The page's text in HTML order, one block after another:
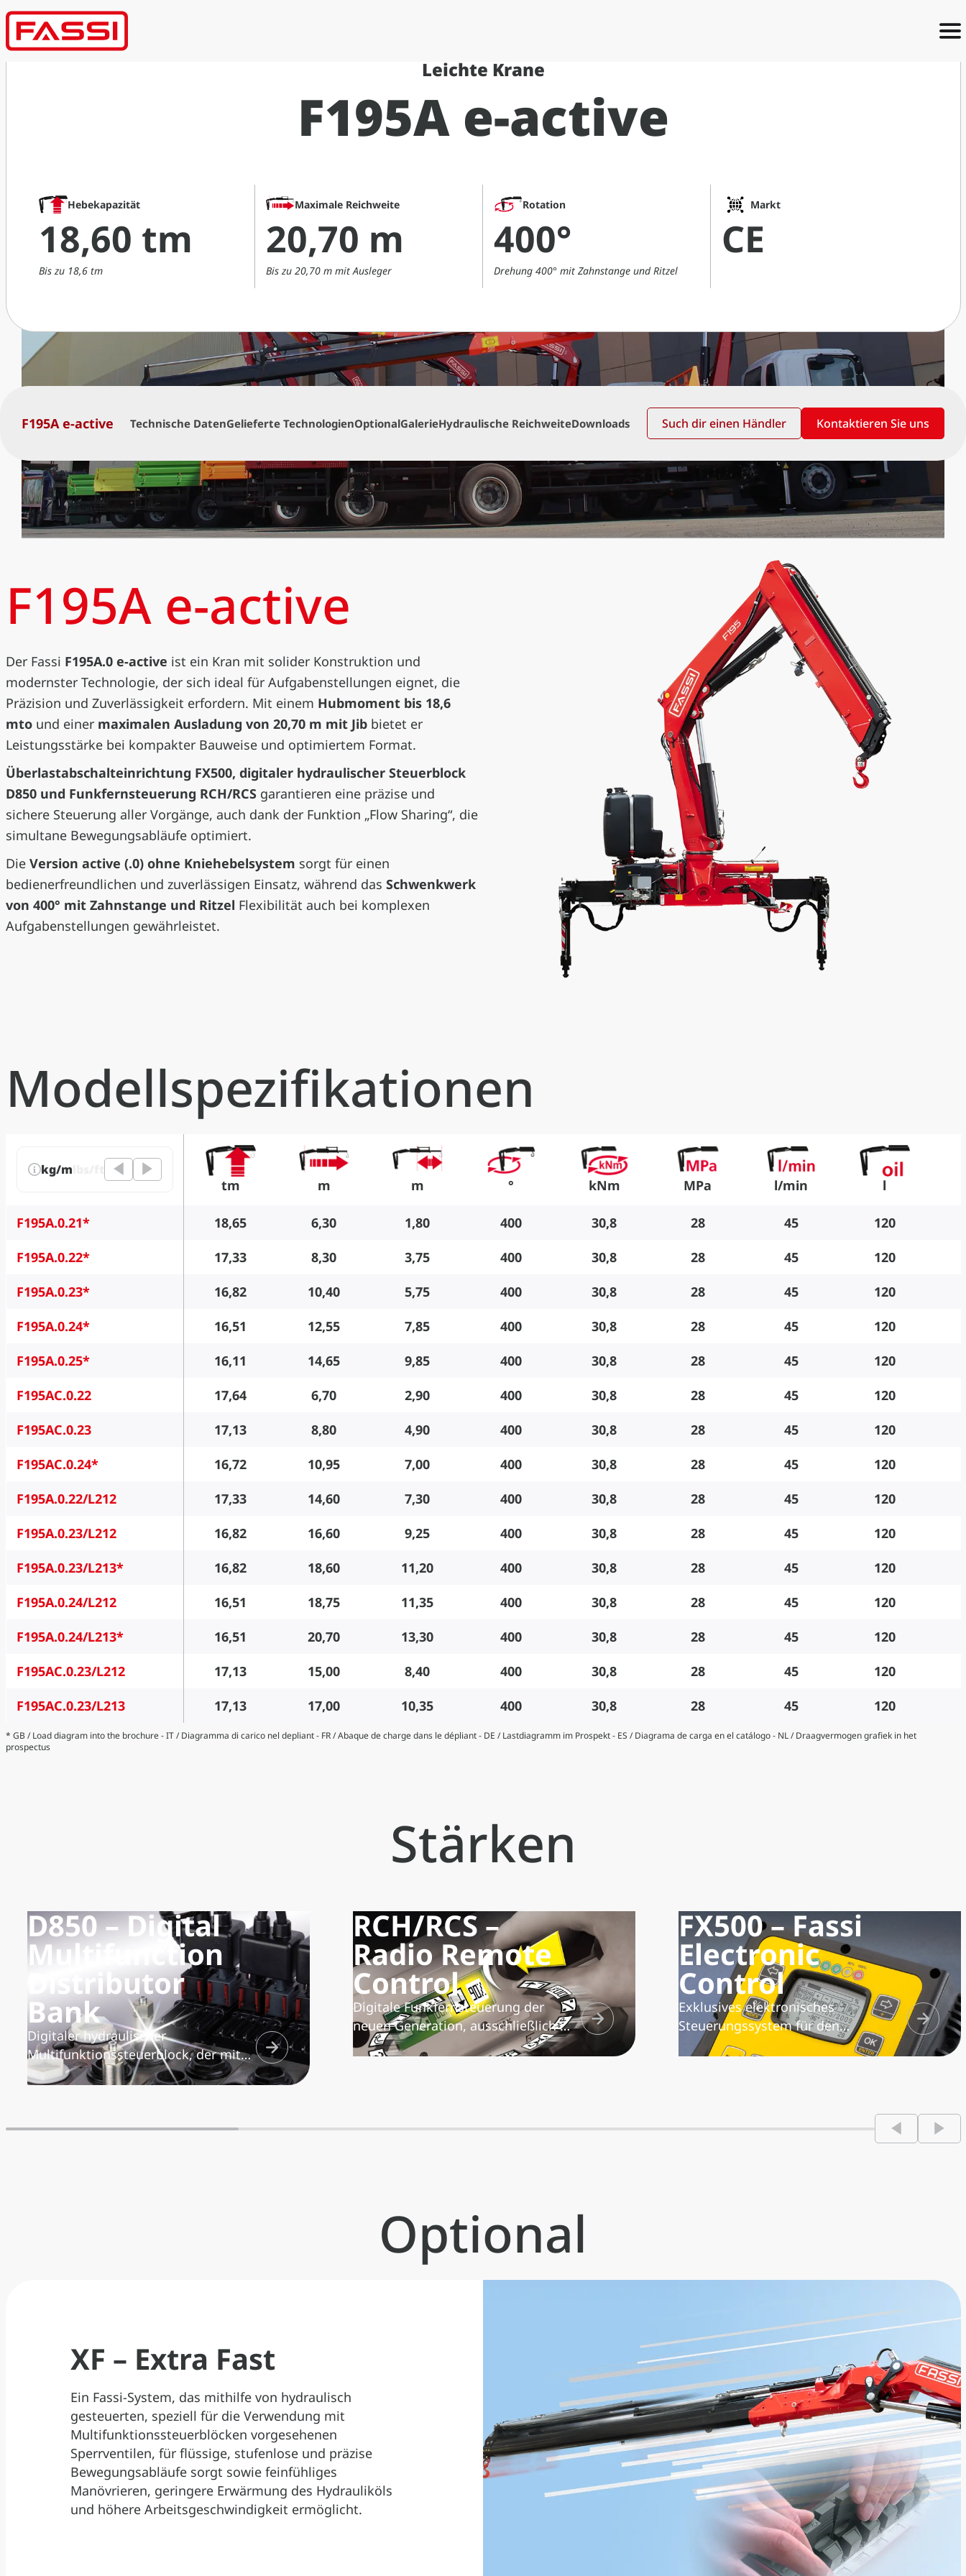
Leichte Krane
F195A e-active
Hebekapazität
18,60 tm
Bis zu 18,6 tm
Maximale Reichweite
20,70 m
Bis zu 20,70 m mit Ausleger
Rotation
400°
Drehung 400° mit Zahnstange und Ritzel
Markt
CE
F195A e-active Technische DatenGelieferte TechnologienOptionalGalerieHydraulische ReichweiteDownloads Such dir einen Händler Kontaktieren Sie uns
F195A e-active
Der Fassi F195A.0 e-active ist ein Kran mit solider Konstruktion und
modernster Technologie, der sich ideal für Aufgabenstellungen eignet, die
Präzision und Zuverlässigkeit erfordern. Mit einem Hubmoment bis 18,6
mtound einer maximalen Ausladung von 20,70 m mit Jibbietet er
Leistungsstärke bei kompakter Bauweise und optimiertem Format.
Überlastabschalteinrichtung FX500, digitaler hydraulischer Steuerblock
D850 und Funkfernsteuerung RCH/RCSgarantieren eine präzise und
sichere Steuerung aller Vorgänge, auch dank der Funktion „Flow Sharing“, die
simultane Bewegungsabläufe optimiert.
Die Version active (.0) ohne Kniehebelsystem sorgt für einen
bedienerfreundlichen und zuverlässigen Einsatz, während das Schwenkwerk
von 400° mit Zahnstange und Ritzel Flexibilität auch bei komplexen
Aufgabenstellungen gewährleistet.
Modellspezifikationen
kg/m
tm m m ° kNm MPa l/min l
F195A.0.21* 18,65 6,30 1,80 400 30,8 28 45 120
F195A.0.22*
17,33 8,30 3,75 400 30,8 28 45 120
F195A.0.23*
16,82 10,40 5,75 400 30,8 28 45 120
F195A.0.24*
16,51 12,55 7,85 400 30,8 28 45 120
F195A.0.25*
16,11 14,65 9,85 400 30,8 28 45 120
F195AC.0.22
17,64 6,70 2,90 400 30,8 28 45 120
F195AC.0.23
17,13 8,80 4,90 400 30,8 28 45 120
F195AC.0.24*
16,72 10,95 7,00 400 30,8 28 45 120
F195A.0.22/L212
17,33 14,60 7,30 400 30,8 28 45 120
F195A.0.23/L212
16,82 16,60 9,25 400 30,8 28 45 120
F195A.0.23/L213*
16,82 18,60 11,20 400 30,8 28 45 120
F195A.0.24/L212
16,51 18,75 11,35 400 30,8 28 45 120
F195A.0.24/L213*
16,51 20,70 13,30 400 30,8 28 45 120
F195AC.0.23/L212
17,13 15,00 8,40 400 30,8 28 45 120
F195AC.0.23/L213
17,13 17,00 10,35 400 30,8 28 45 120
* GB / Load diagram into the brochure - IT / Diagramma di carico nel depliant - FR / Abaque de charge dans le dépliant - DE / Lastdiagramm im Prospekt - ES / Diagrama de carga en el catálogo - NL / Draagvermogen grafiek in het
prospectus
Stärken
D850 – Digital
Multifunction
Distributor
Bank
Digitaler hydraulischer
Multifunktionssteuerblock, der mit
dem Sättigungsschutzsystem „Flow
alle gleichzeitig genutzten
RCH/RCS –
Radio Remote
Control
Digitale Funkfernsteuerung der
neuen Generation, ausschließlich mit
Fassi-Kranen einsetzbar, mit
zwischen Bediener und Kran.
FX500 – Fassi
Electronic
Control
Exklusives elektronisches
Steuerungssystem für den
Belastungszustand des Krans, der
Arbeitszonen je nach Standfestigkeit
Optional
XF – Extra Fast
Ein Fassi-System, das mithilfe von hydraulisch
gesteuerten, speziell für die Verwendung mit
Multifunktionssteuerblöcken vorgesehenen
Sperrventilen, für flüssige, stufenlose und präzise
Bewegungsabläufe sorgt sowie feinfühliges
Manövrieren, geringere Erwärmung des Hydrauliköls
und höhere Arbeitsgeschwindigkeit ermöglicht.